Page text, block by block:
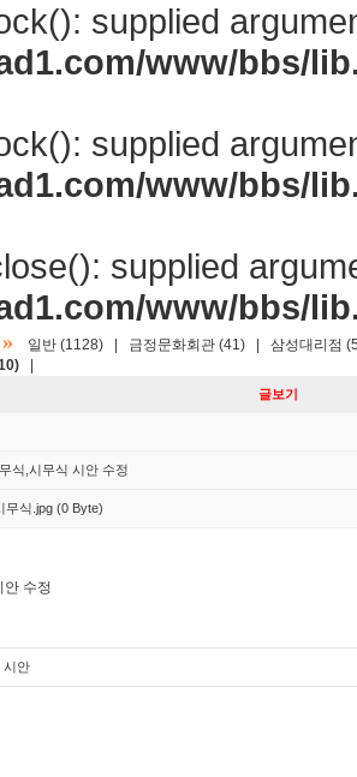
supplied
www/bbs/
supplied
www/bbs/
supplied
www/bbs/
» 일반 (1128) 금정문화회관 (41)
삼성대리점
글보기
식,시무식 시안 수정
무식.jpg (0 Byte)
수정
시안